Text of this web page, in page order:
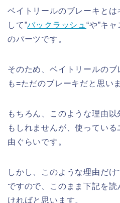
ベイトリールのブレーキと
して”バックラッシュ“や”キ
のパーツです。
そのため、ベイトリールの
も=ただのブレーキだと思い
もちろん、このような理由
もしれませんが、使ってい
由ぐらいです。
しかし、このような理由だ
ですので、このまま下記を
ければと思います。